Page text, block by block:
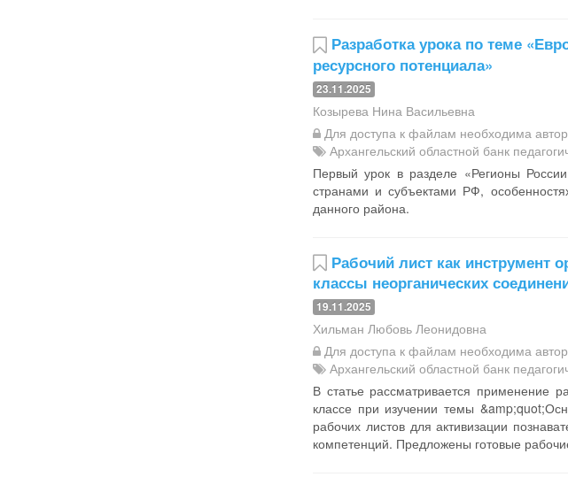
Разработка урока по теме
ресурсного потенциала»
23.11.2025
Козырева Нина Васильевна
Для доступа к файлам необходима
Архангельский областной банк
Первый урок в разделе «Регионы
странами и субъектами РФ,
данного района.
Рабочий лист как инструмент
классы неорганических
19.11.2025
Хильман Любовь Леонидовна
Для доступа к файлам необходима
Архангельский областной банк
В статье рассматривается применение
классе при изучении темы
рабочих листов для активизации
компетенций. Предложены готовые